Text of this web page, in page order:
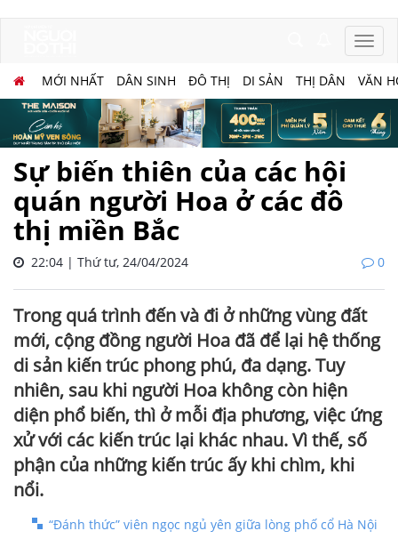
MỚI NHẤT DÂN SINH ĐÔ THỊ DI SẢN THỊ DÂN VĂN
Sự biến thiên của các hội
quán người Hoa ở các đô
thị miền Bắc
22:04 | Thứ tư, 24/04/2024 0
Trong quá trình đến và đi ở những vùng đất
mới, cộng đồng người Hoa đã để lại hệ thống
di sản kiến trúc phong phú, đa dạng. Tuy
nhiên, sau khi người Hoa không còn hiện
diện phổ biến, thì ở mỗi địa phương, việc ứng
xử với các kiến trúc lại khác nhau. Vì thế, số
phận của những kiến trúc ấy khi chìm, khi
nổi.
“Đánh thức” viên ngọc ngủ yên giữa lòng phố cổ Hà Nội